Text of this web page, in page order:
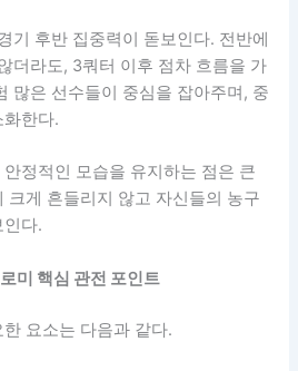
기 후반 집중력이 돋보인다. 전반에
더라도, 3쿼터 이후 점차 흐름을 가
많은 선수들이 중심을 잡아주며, 중
한다.
정적인 모습을 유지하는 점은 큰
크게 흔들리지 않고 자신들의 농구
다.
미 핵심 관전 포인트
요소는 다음과 같다.